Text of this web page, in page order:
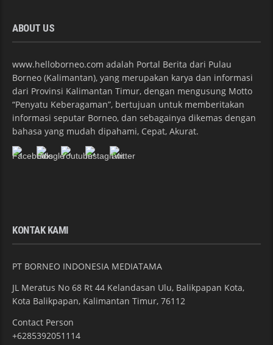
ABOUT US
www.helloborneo.com adalah Portal Berita dari Pulau
Borneo (Kalimantan), yang merupakan karya dan informasi
dari Provinsi Kalimantan Timur, dengan mengusung Motto
“Penyatu Keberagaman”, bertujuan untuk memberitakan
informasi seputar Borneo, dan sebagainya dikemas dengan
bahasa yang mudah dipahami, Cepat, Akurat.
KONTAK KAMI
PT BORNEO INDONESIA MEDIATAMA
JL Meratus No 68 Rt 44 Kelandasan Ulu, Balikpapan Kota,
Kota Balikpapan, Kalimantan Timur, 76112
Contact Person
+6285392051114